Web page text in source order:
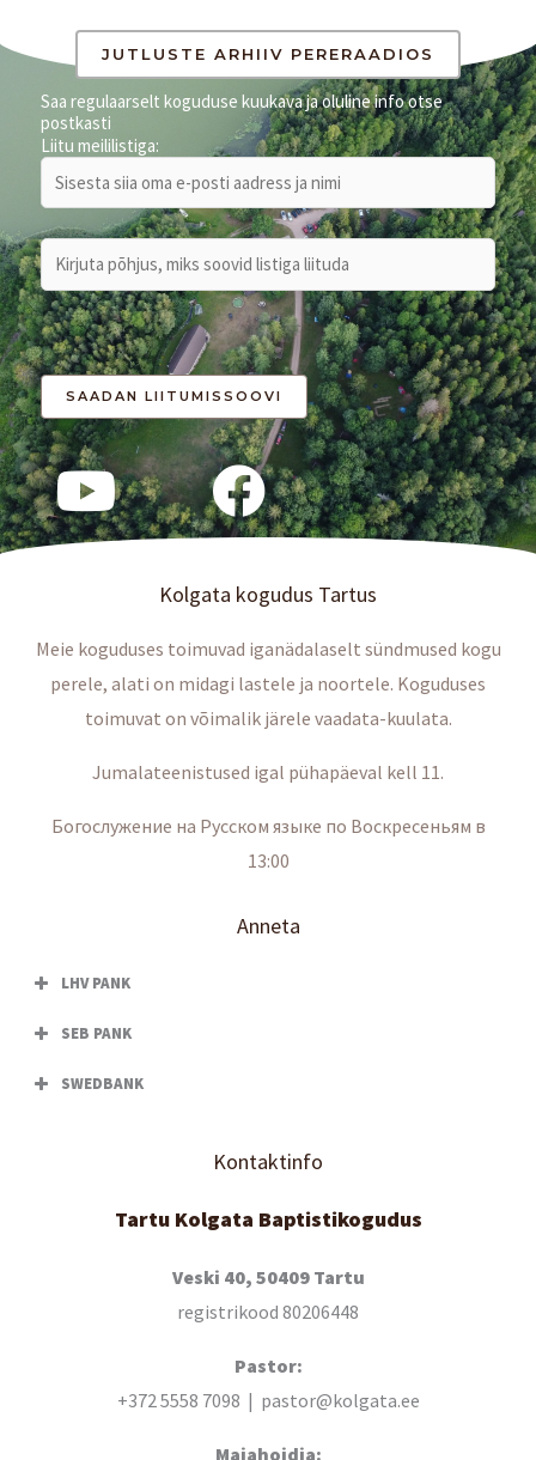
h
JUTLUSTE ARHIIV PERERAADIOS
Saa regulaarselt koguduse kuukava ja oluline info otse
postkasti
Liitu meililistiga:
Kolgata kogudus Tartus
Meie koguduses toimuvad iganädalaselt sündmused kogu
perele, alati on midagi lastele ja noortele. Koguduses
toimuvat on võimalik järele vaadata-kuulata.
Jumalateenistused igal pühapäeval kell 11.
Богослужение на Русском языке по Воскресеньям в
13:00
Anneta
LHV PANK
SEB PANK
SWEDBANK
Kontaktinfo
Tartu Kolgata Baptistikogudus
Veski 40, 50409 Tartu
registrikood 80206448
Pastor:
+372 5558 7098 | pastor@kolgata.ee
Majahoidja: